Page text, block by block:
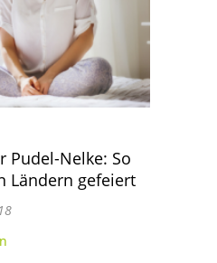
Pudel-Nelke: So
Ländern gefeiert